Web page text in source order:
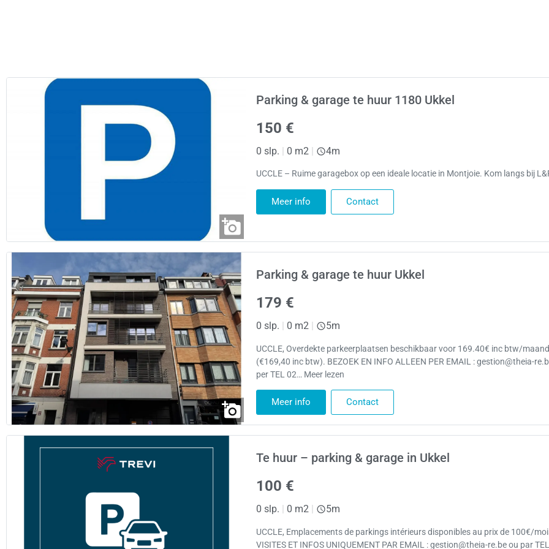
Parking & garage te huur 1180 Ukkel
150 €
0 slp. | 0 m2 | 4m
UCCLE – Ruime garagebox op een ideale locatie in Montjoie. Kom langs bij
Meer info Contact
Parking & garage te huur Ukkel
179 €
0 slp. 0 m2 5m
UCCLE, Overdekte parkeerplaatsen beschikbaar voor 169.40€ inc btw/maand
(€169,40 inc btw). BEZOEK EN INFO ALLEEN PER EMAIL : gestion@theia-
per TEL 02… Meer lezen
Meer info Contact
Te huur – parking & garage in Ukkel
100 €
0 slp. 0 m2 5m
UCCLE, Emplacements de parkings intérieurs disponibles au prix de 100€/
VISITES ET INFOS UNIQUEMENT PAR EMAIL : gestion@theia-re.be ou par